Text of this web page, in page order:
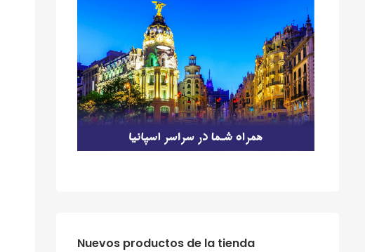
‫‪Nuevos‬‬ ‫‪productos‬‬ ‫‪de‬‬ ‫‪la‬‬ ‫‪tienda‬‬